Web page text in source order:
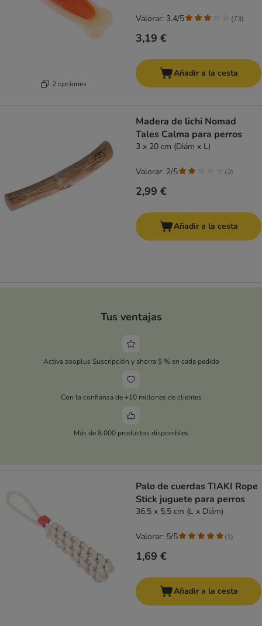
2 opciones
3,19 €
Valorar: 3.4/5 (73)
Añadir a la cesta
Madera de lichi Nomad
Tales Calma para perros
3 x 20 cm (Diám x L)
2,99 €
Valorar: 2/5 (2)
Añadir a la cesta
Tus ventajas
Activa zooplus Suscripción y ahorra 5 % en cada pedido
Con la confianza de +10 millones de clientes
Más de 8.000 productos disponibles
Palo de cuerdas TIAKI Rope
Stick juguete para perros
36,5 x 5,5 cm (L x Diám)
1,69 €
Valorar: 5/5 (1)
Añadir a la cesta